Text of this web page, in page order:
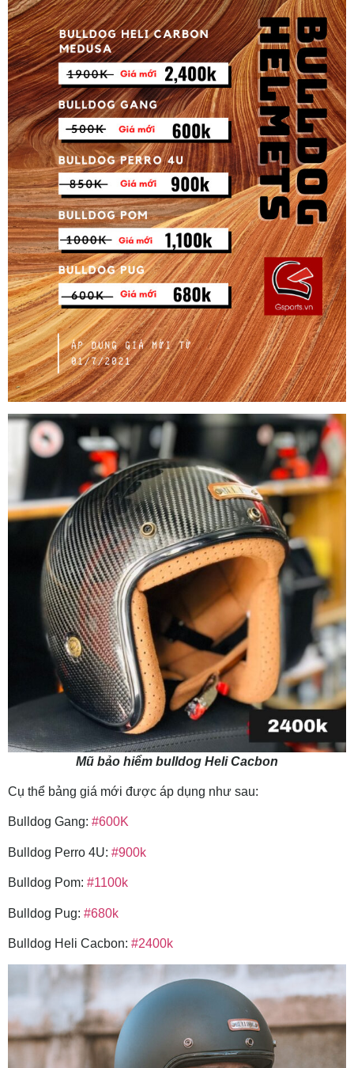
Mũ bảo hiểm bulldog Heli Cacbon
Cụ thể bảng giá mới được áp dụng như sau:
Bulldog Gang: #600K
Bulldog Perro 4U: #900k
Bulldog Pom: #1100k
Bulldog Pug: #680k
Bulldog Heli Cacbon: #2400k